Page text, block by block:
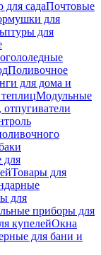
для садаПочтовые
для
для
Поливочное
для дома и
Модульные
для
Товары для
для
приборы для
купелейОкна
для бани и